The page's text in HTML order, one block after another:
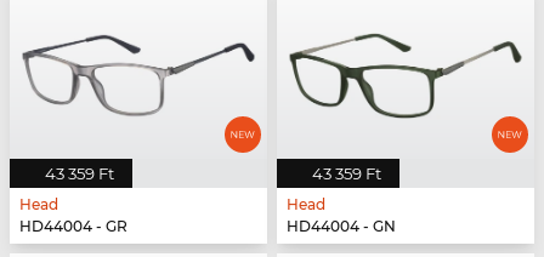
43 359 Ft
Head
HD44004 - GR
43 359 Ft
Head
HD44004 - GN